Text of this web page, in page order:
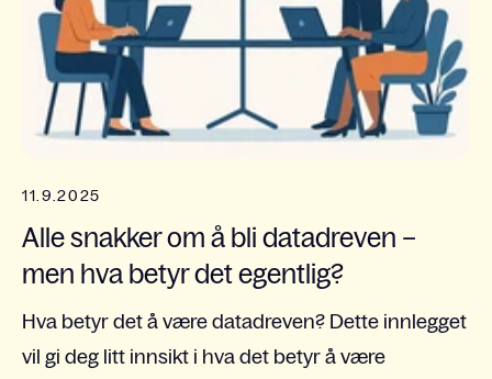
11.9.2025
Alle snakker om å bli datadreven –
men hva betyr det egentlig?
Hva betyr det å være datadreven? Dette innlegget
vil gi deg litt innsikt i hva det betyr å være